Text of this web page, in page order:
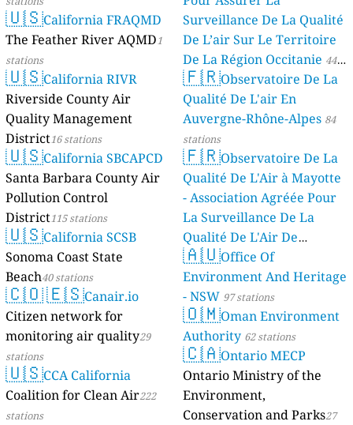
🇺🇸California FRAQMD
The Feather River AQMD1
stations
🇺🇸California RIVR
Riverside County Air
Quality Management
District16 stations
🇺🇸California SBCAPCD
Santa Barbara County Air
Pollution Control
District115 stations
🇺🇸California SCSB
Sonoma Coast State
Beach40 stations
🇨🇴🇪🇸Canair.io
Citizen network for
monitoring air quality29
stations
🇺🇸CCA California
Coalition for Clean Air222
stations
Surveillance De La Qualité
De L’air Sur Le Territoire
De La Région Occitanie 44
stations
🇫🇷Observatoire De La
Qualité De L'air En
Auvergne-Rhône-Alpes 84
stations
🇫🇷Observatoire De La
Qualité De L'Air à Mayotte
- Association Agréée Pour
La Surveillance De La
Qualité De L'Air De
Mayotte 4 stations
🇦🇺Office Of
Environment And Heritage
- NSW 97 stations
🇴🇲Oman Environment
Authority 62 stations
🇨🇦Ontario MECP
Ontario Ministry of the
Environment,
Conservation and Parks27